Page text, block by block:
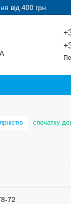
від 400 грн
спочатку
72